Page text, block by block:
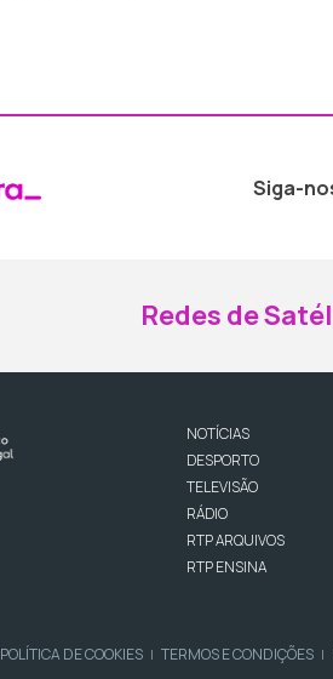
Siga-
Redes de
NOTÍCIAS
DESPORTO
TELEVISÃO
RÁDIO
RTP ARQUIVOS
RTP ENSINA
POLÍTICA DE COOKIES | TERMOS E CONDIÇÕES |